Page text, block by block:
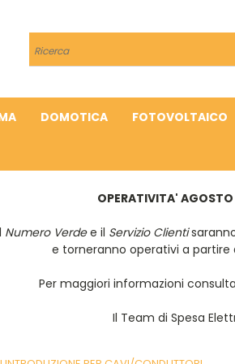
Cerca
DOMOTICA FOTOVOLTAICO
OPERATIVITA'
Numero Verdee il Servizio Clienti
e torneranno operativi a partire
Per maggiori informazioni consulta
Il Team di Spesa